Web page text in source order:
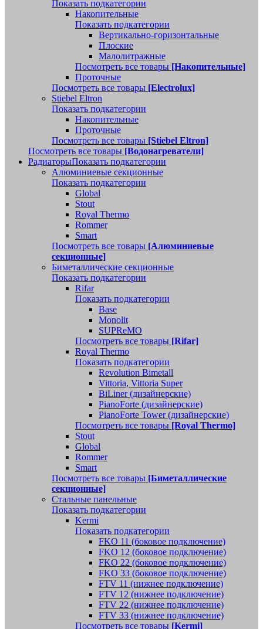
Показать подкатегории
Накопительные
Показать подкатегории
Вертикально-горизонтальные
Плоские
Малолитражные
Посмотреть все товары [Накопительные]
Проточные
Посмотреть все товары [Electrolux]
Stiebel Eltron
Показать подкатегории
Накопительные
Проточные
Посмотреть все товары [Stiebel Eltron]
Посмотреть все товары [Водонагреватели]
РадиаторыПоказать подкатегории
Алюминиевые секционные
Показать подкатегории
Global
Stout
Royal Thermo
Rommer
Smart
Посмотреть все товары [Алюминиевые
секционные]
Биметаллические секционные
Показать подкатегории
Rifar
Показать подкатегории
Base
Monolit
SUPReMO
Посмотреть все товары [Rifar]
Royal Thermo
Показать подкатегории
Revolution Bimetall
Vittoria, Vittoria Super
BiLiner (дизайнерские)
PianoForte (дизайнерские)
PianoForte Tower (дизайнерские)
Посмотреть все товары [Royal Thermo]
Stout
Global
Rommer
Smart
Посмотреть все товары [Биметаллические
секционные]
Стальные панельные
Показать подкатегории
Kermi
Показать подкатегории
FKO 11 (боковое подключение)
FKO 12 (боковое подключение)
FKO 22 (боковое подключение)
FKO 33 (боковое подключение)
FTV 11 (нижнее подключение)
FTV 12 (нижнее подключение)
FTV 22 (нижнее подключение)
FTV 33 (нижнее подключение)
Посмотреть все товары [Kermi]